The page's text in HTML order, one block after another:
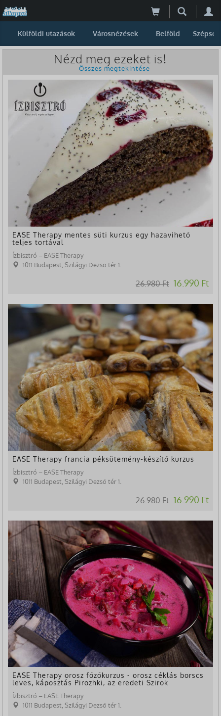
Külföldi utazások Városnézések Belföld Szépség
Nézd meg ezeket is!
Összes megtekintése
EASE Therapy mentes süti kurzus egy hazavihető
teljes tortával
Ízbisztró – EASE Therapy
1011 Budapest, Szilágyi Dezső tér 1.
26.980 Ft 16.990 Ft
-37%
EASE Therapy francia péksütemény-készítő kurzus
Ízbisztró – EASE Therapy
1011 Budapest, Szilágyi Dezső tér 1.
26.980 Ft 16.990 Ft
-37%
EASE Therapy orosz főzőkurzus - orosz céklás borscs
leves, káposztás Pirozhki, az eredeti Szirok
Ízbisztró – EASE Therapy
1011 Budapest, Szilágyi Dezső tér 1.